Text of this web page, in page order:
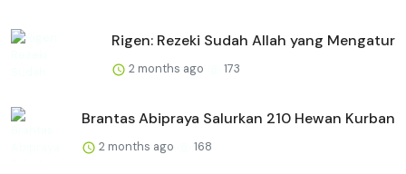
Rigen: Rezeki Sudah Allah yang Mengatur
2 months ago 173
Brantas Abipraya Salurkan 210 Hewan Kurban
2 months ago 168